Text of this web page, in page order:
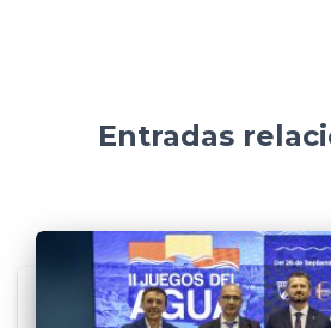
Entradas